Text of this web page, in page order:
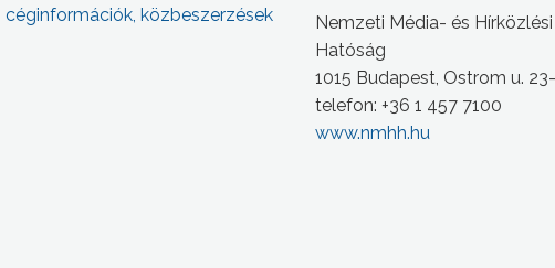
céginformációk, közbeszerzések
Nemzeti Média- és Hírközlési
Hatóság
1015 Budapest, Ostrom u.
telefon: +36 1 457 7100
www.nmhh.hu